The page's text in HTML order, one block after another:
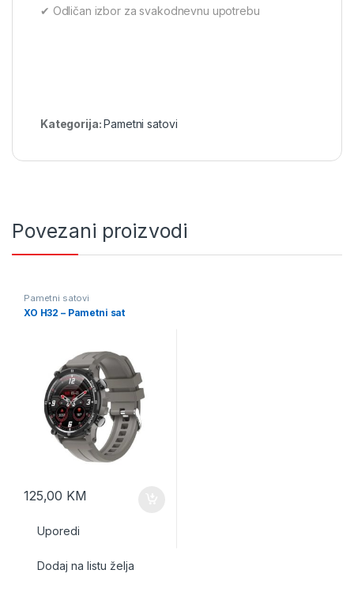
✔ Odličan izbor za svakodnevnu upotrebu
Kategorija:Pametni satovi
Povezani proizvodi
Pametni satovi
XO H32 – Pametni sat
125,00 KM
Uporedi
Dodaj na listu želja